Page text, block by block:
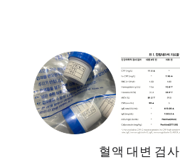
혈액 대변 검